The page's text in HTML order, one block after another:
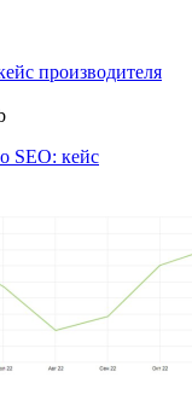
производителя
SEO: кейс